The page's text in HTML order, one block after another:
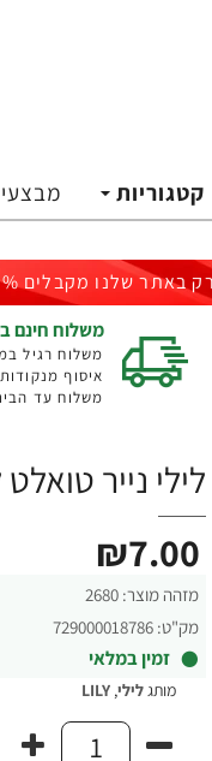
קטגוריות
רק באתר שלנו מקבלים 5% הנחה על הקנייה הבאה |
משלוח חינם בקניה מעל 400
משלוח רגיל
איסוף
משלוח עד
לילי נייר טואלט
מזהה מוצר: 2680
מק"ט: 729000018786
זמין במלאי
₪7.00
מותגלילי,
LILY